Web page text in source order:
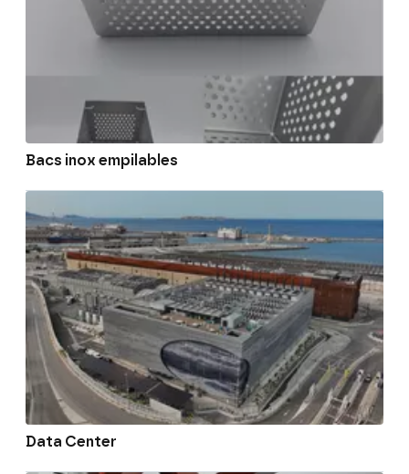
Bacs inox empilables
Data Center